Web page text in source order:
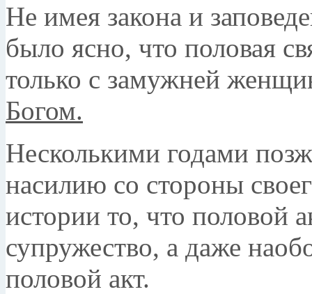
Не имея закона и
было ясно, что половая
только с замужней
Богом.
Несколькими годами
насилию со стороны
истории то, что половой
супружество, а даже
половой акт.